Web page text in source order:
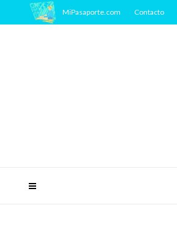
MiPasaporte.com Contacto